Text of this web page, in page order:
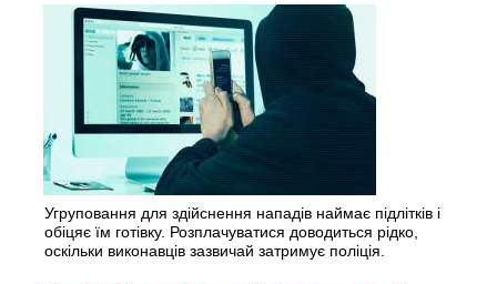
Угруповання для здійснення нападів наймає підлітків і
обіцяє їм готівку. Розплачуватися доводиться рідко,
оскільки виконавців зазвичай затримує поліція.